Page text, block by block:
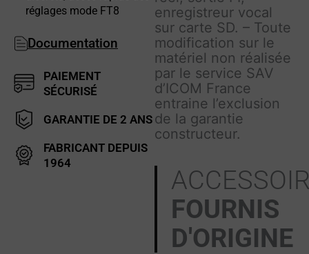
réglages mode FT8
Documentation
PAIEMENT
SÉCURISÉ
GARANTIE DE 2 ANS
FABRICANT DEPUIS
1964
enregistreur vocal
sur carte SD. – Toute
modification sur le
matériel non réalisée
par le service SAV
d’ICOM France
entraine l’exclusion
de la garantie
constructeur.
FOURNIS
D'ORIGINE